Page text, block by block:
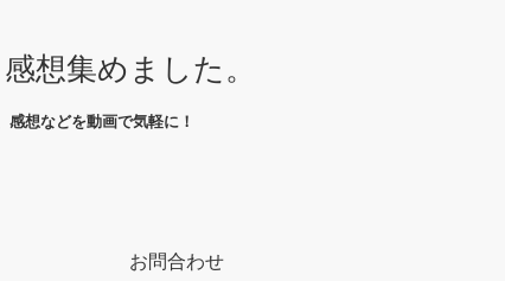
想集めました。
想などを動画で気軽に！
お問合わせ